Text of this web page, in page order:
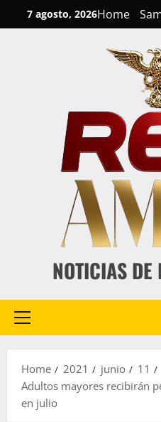
to
7 agosto, 2026Home
NOTICIAS DE
Primary
Home 2021 junio
11
Adultos mayores recibirán
en julio